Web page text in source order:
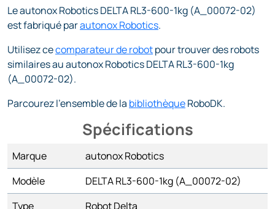
Le autonox Robotics DELTA RL3-600-1kg (A_00072-02)
est fabriqué parautonox Robotics.
Utilisez cecomparateur de robotpour trouver des robots
similaires au autonox Robotics DELTA RL3-600-1kg
(A_00072-02).
Parcourez l'ensemble de la bibliothèqueRoboDK.
Spécifications
Marque
autonox Robotics
Modèle
DELTA RL3-600-1kg (A_00072-02)
Type
Robot Delta